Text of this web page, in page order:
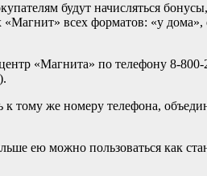
будут начисляться
всех форматов: «у дома»,
«Магнита» по телефону 8-
тому же номеру телефона,
ею можно пользоваться как